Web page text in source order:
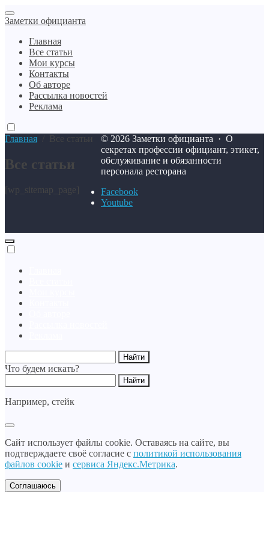
Заметки официанта
Главная
Все статьи
Мои курсы
Контакты
Об авторе
Рассылка новостей
Реклама
Главная Все статьи
Все статьи
[wp_sitemap_page]
© 2026 Заметки официанта · О
секретах профессии официант, этикет,
обслуживание и обязанности
персонала ресторана
Facebook
Youtube
Что будем искать?
Например, стейк
Сайт использует файлы cookie. Оставаясь на сайте, вы
подтверждаете своё согласие с политикой использования
файлов cookie и сервиса Яндекс.Метрика.
Соглашаюсь